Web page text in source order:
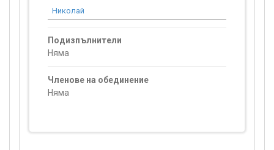
Николай
Подизпълнители
Няма
Членове на обединение
Няма